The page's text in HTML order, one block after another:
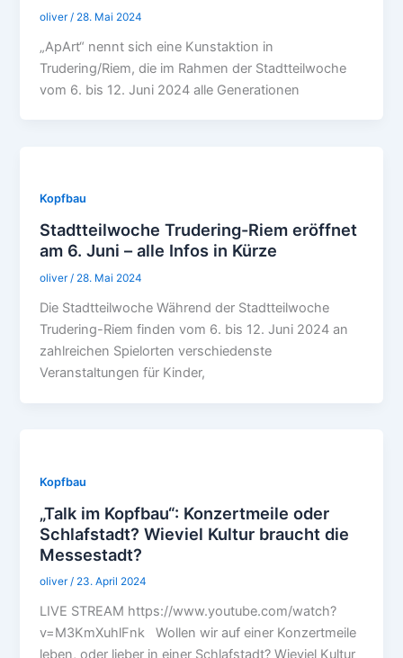
oliver / 28. Mai 2024
„ApArt“ nennt sich eine Kunstaktion in
Trudering/Riem, die im Rahmen der Stadtteilwoche
vom 6. bis 12. Juni 2024 alle Generationen
Kopfbau
Stadtteilwoche Trudering-Riem eröffnet
am 6. Juni – alle Infos in Kürze
oliver/ 28. Mai 2024
Die Stadtteilwoche Während der Stadtteilwoche
Trudering-Riem finden vom 6. bis 12. Juni 2024 an
zahlreichen Spielorten verschiedenste
Veranstaltungen für Kinder,
Kopfbau
„Talk im Kopfbau“: Konzertmeile oder
Schlafstadt? Wieviel Kultur braucht die
Messestadt?
oliver/ 23. April 2024
LIVE STREAM https://www.youtube.com/watch?
v=M3KmXuhlFnk Wollen wir auf einer Konzertmeile
leben, oder lieber in einer Schlafstadt? Wieviel Kultur